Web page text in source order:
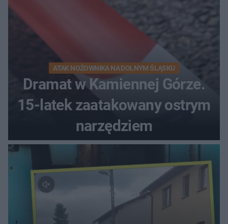
ATAK NOŻOWNIKA NA DOLNYM ŚLĄSKU
Dramat w Kamiennej Górze.
15-latek zaatakowany ostrym
narzędziem